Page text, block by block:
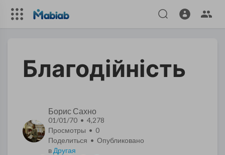
Благодійність
Борис Сахно
01/01/70 • 4,278
Просмотры • 0
Поделиться • Опубликовано
в Другая